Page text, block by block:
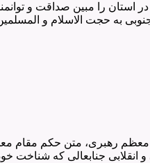
را مبین صداقت و
به حجت الاسلام و
معظم رهبری، متن حکم
جنابعالی که شناخت